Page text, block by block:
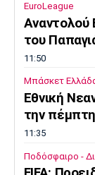
EuroLeague
Αναντολού
του
11:50
Μπάσκετ
Εθνική
την
11:35
Ποδόσφαιρο -